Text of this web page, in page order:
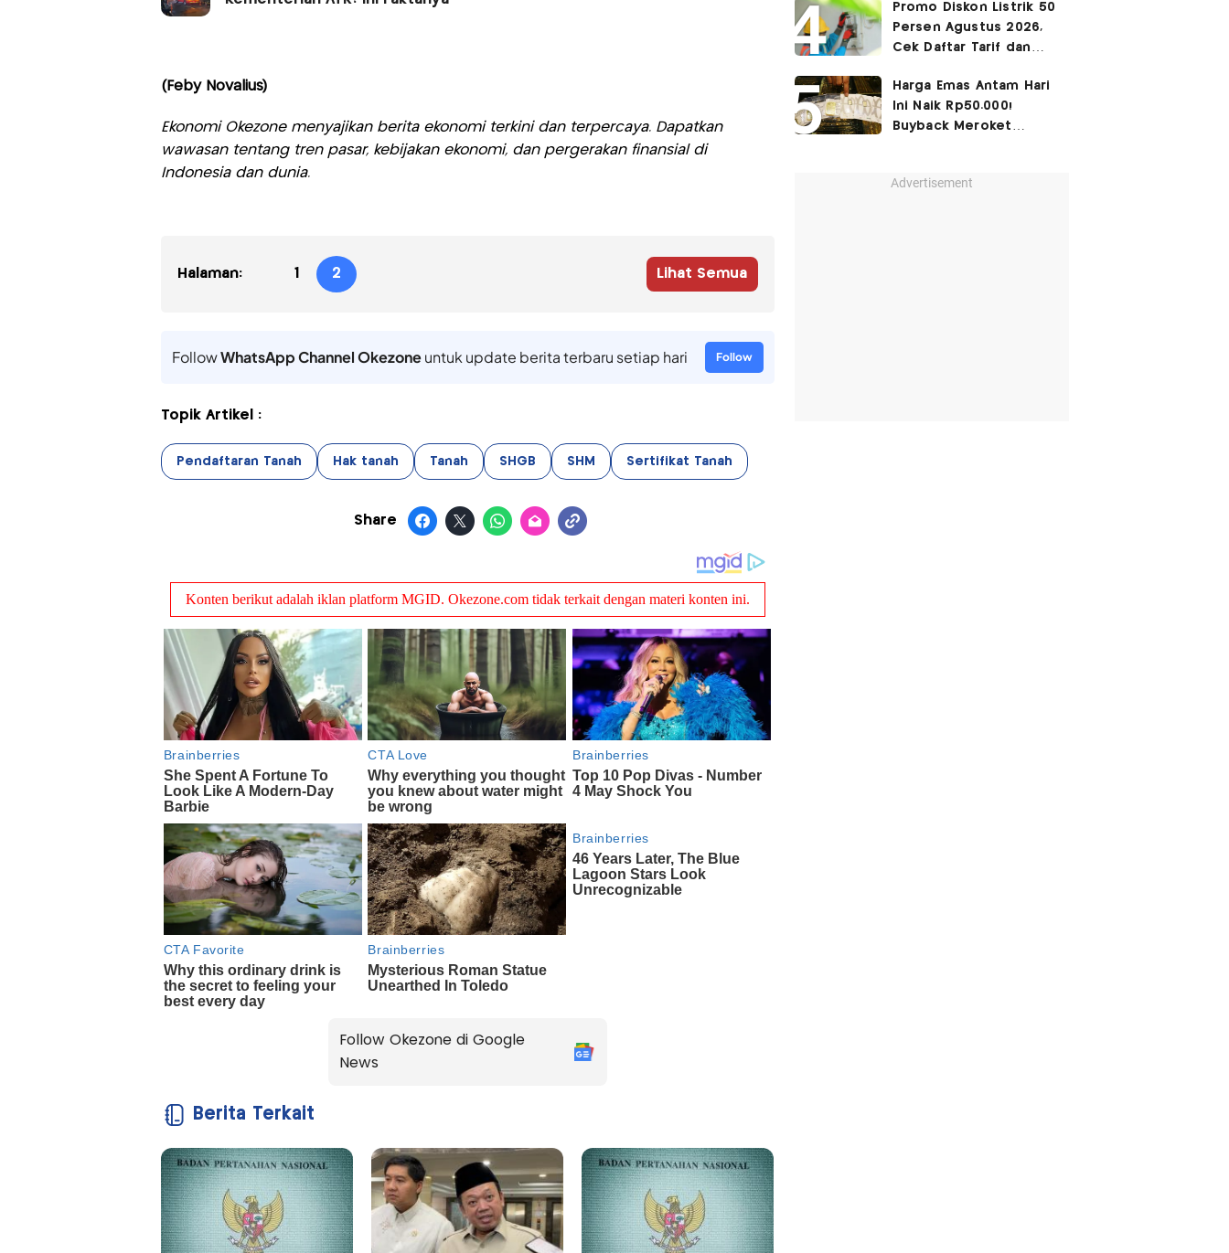
(Feby Novalius)
Ekonomi Okezone menyajikan berita ekonomi terkini dan terpercaya. Dapatkan
wawasan tentang tren pasar, kebijakan ekonomi, dan pergerakan finansial di
Indonesia dan dunia.
Halaman: 1 2 Lihat Semua
FollowWhatsApp Channel Okezoneuntuk update berita terbaru setiap hari Follow
Topik Artikel :
Pendaftaran Tanah Hak tanah Tanah SHGB SHM Sertifikat Tanah
Share
Follow Okezone di Google
News
Berita Terkait
Surabaya
Promo Diskon Listrik 50
Persen Agustus 2026,
Cek Daftar Tarif dan
Harga Emas Antam Hari
Ini Naik Rp50.000!
Buyback Meroket
Advertisement